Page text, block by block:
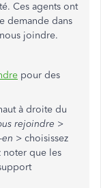
Ces agents ont
demande dans
joindre.
pour des
à droite du
rejoindre >
en > choisissez
noter que les